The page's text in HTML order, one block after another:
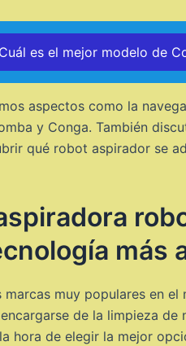
es el mejor modelo de
aspectos como la
y Conga. También
qué robot aspirador se
más
marcas muy populares en
de la limpieza
hora de elegir la mejor